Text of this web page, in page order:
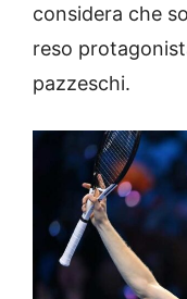
considera che
reso
pazzeschi.